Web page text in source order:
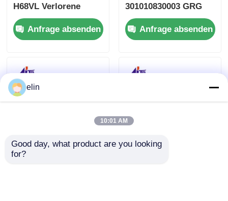
H68VL Verlorene
Ablehnungsbox
CRM9250N-LRB-002
Anfrage absenden
301010830003 GRG
CRM9250N
Steuerplatine
Anfrage absenden
elin
10:01 AM
Good day, what product are you looking
for?